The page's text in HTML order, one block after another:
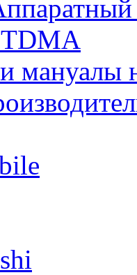
мануалы